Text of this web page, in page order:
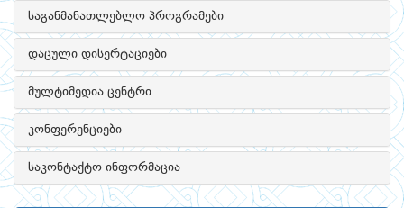
საგანმანათლებლო პროგრამები
დაცული დისერტაციები
მულტიმედია ცენტრი
კონფერენციები
საკონტაქტო ინფორმაცია